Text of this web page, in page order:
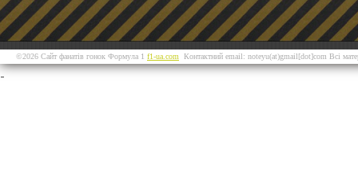
©2026 Сайт фанатів гонок Формула 1 f1-ua.com Контактний email: noteyu(at)gmail[dot]com Всі